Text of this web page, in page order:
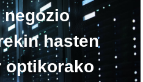
negozio
hasten
optikorako